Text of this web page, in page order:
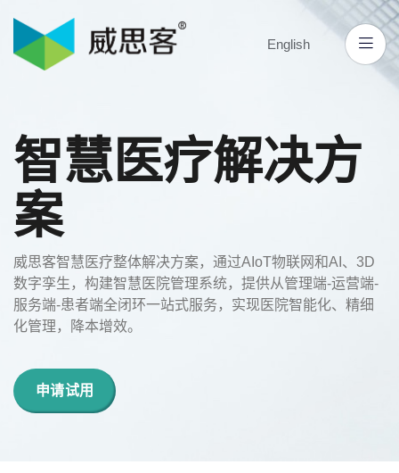
English
智慧医疗解决方
案
威思客智慧医疗整体解决方案，通过AIoT物联网和AI、3D
数字孪生，构建智慧医院管理系统，提供从管理端-运营端-
服务端-患者端全闭环一站式服务，实现医院智能化、精细
化管理，降本增效。
申请试用